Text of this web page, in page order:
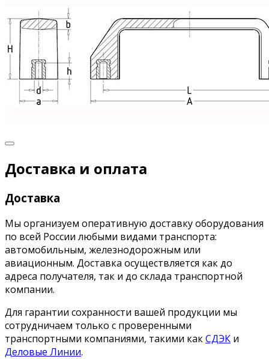
Доставка и оплата
Доставка
Мы организуем оперативную доставку оборудования
по всей России любыми видами транспорта:
автомобильным, железнодорожным или
авиационным. Доставка осуществляется как до
адреса получателя, так и до склада транспортной
компании.
Для гарантии сохранности вашей продукции мы
сотрудничаем только с проверенными
транспортными компаниями, такими какСДЭК и
Деловые Линии.